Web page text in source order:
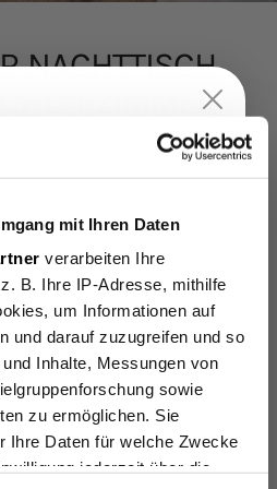
mit Ihren Daten
verarbeiten Ihre
B. Ihre IP-Adresse, mithilfe
um Informationen auf
und darauf zuzugreifen und so
Inhalte, Messungen von
sowie
zu ermöglichen. Sie
Ihre Daten für welche Zwecke
jederzeit über die
NACHTTISCH
SCHLAFZIMMER
NELIO aus pulverbeschichtetem
Zuhause einen ästhetischen
klaren Linien und der
schafft dieser Nachttisch
zwischen Funktionalität und
des hängenden
Nutzung von
und somit ausreichend Platz
und andere persönliche
sein sollen. Dies ermöglicht
Umgebung, die zur
beiträgt. Das hochwertige
bietet zahlreiche
Rabatt
erste
Rabatt
150€)
(ab 250€)
(ab 400€) 🔥